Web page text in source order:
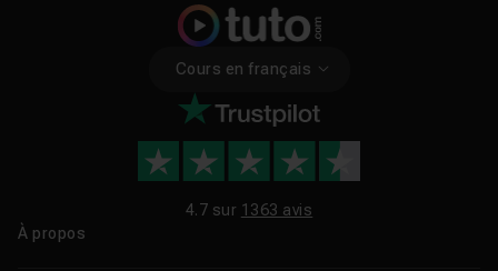
Cours en français
4.7 sur 1363 avis
À propos